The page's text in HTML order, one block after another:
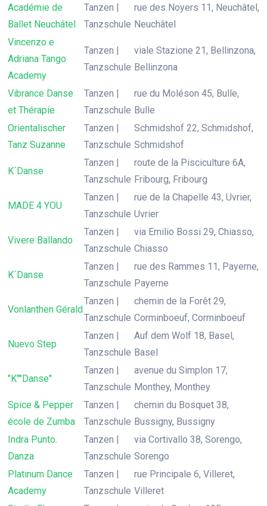
Académie de
Ballet Neuchâtel
Tanzen |
Tanzschule
rue des Noyers 11, Neuchâtel,
Neuchâtel
Vincenzo e
Adriana Tango
Academy
Tanzen |
Tanzschule
viale Stazione 21, Bellinzona,
Bellinzona
Vibrance Danse
et Thérapie
Tanzen |
Tanzschule
rue du Moléson 45, Bulle,
Bulle
Orientalischer
Tanz Suzanne
Tanzen |
Tanzschule
Schmidshof 22, Schmidshof,
Schmidshof
K´Danse
Tanzen |
Tanzschule
route de la Pisciculture 6A,
Fribourg, Fribourg
MADE 4 YOU
Tanzen |
Tanzschule
rue de la Chapelle 43, Uvrier,
Uvrier
Vivere Ballando
Tanzen |
Tanzschule
via Emilio Bossi 29, Chiasso,
Chiasso
K´Danse
Tanzen |
Tanzschule
rue des Rammes 11, Payerne,
Payerne
Vonlanthen Gérald
Tanzen |
Tanzschule
chemin de la Forêt 29,
Corminboeuf, Corminboeuf
Nuevo Step
Tanzen |
Tanzschule
Auf dem Wolf 18, Basel,
Basel
"K""Danse"
Tanzen |
Tanzschule
avenue du Simplon 17,
Monthey, Monthey
Spice & Pepper
école de Zumba
Tanzen |
Tanzschule
chemin du Bosquet 38,
Bussigny, Bussigny
Indra Punto.
Danza
Tanzen |
Tanzschule
via Cortivallo 38, Sorengo,
Sorengo
Platinum Dance
Academy
Tanzen |
Tanzschule
rue Principale 6, Villeret,
Villeret